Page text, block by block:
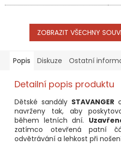
ZOBRAZIT VŠECHNY
Popis Diskuze Ostatní
Detailní popis produktu
Dětské sandály STAVANGER
navrženy tak, aby
během letních dní.
zatímco otevřená patní
odvětrávání a lehkost při